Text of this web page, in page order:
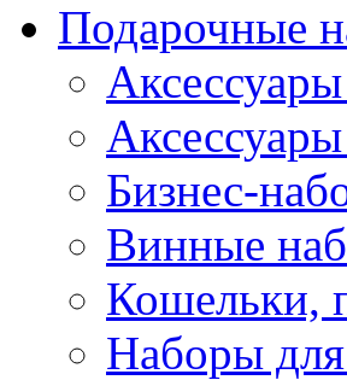
Подарочные
Бизнес-
Винные
Кошельки,
Наборы